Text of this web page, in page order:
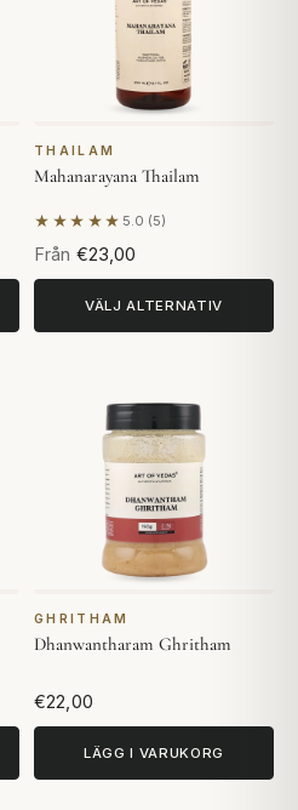
THAILAM
Mahanarayana Thailam
★★★★★ 5.0 (5)
Baserat på 5 recensioner
Från €23,00
VÄLJ ALTERNATIV
GHRITHAM
Dhanwantharam Ghritham
€22,00
LÄGG I VARUKORG